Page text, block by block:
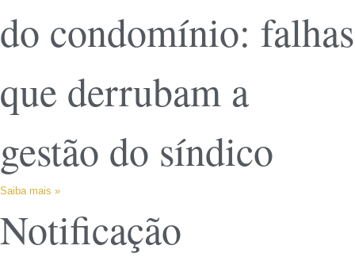
do condomínio: falhas
que derrubam a
gestão do síndico
Saiba mais »
Notificação